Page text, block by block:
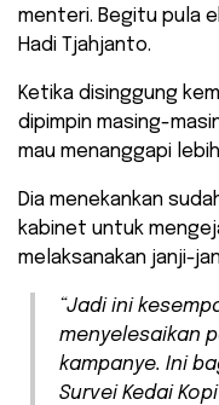
menteri. Begitu pula
Hadi Tjahjanto.
Ketika disinggung
dipimpin masing-
mau menanggapi
Dia menekankan
kabinet untuk
melaksanakan janji-
“Jadi ini
menyelesaikan
kampanye. Ini
Survei Kedai